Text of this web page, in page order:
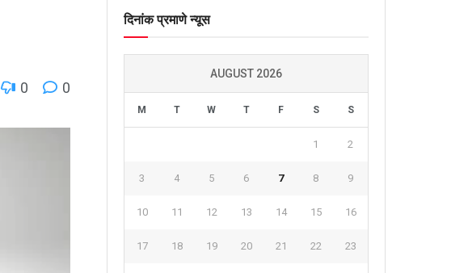
0 0
दिनांक प्रमाणे न्यूस
AUGUST 2026
M T W T F S S
1 2
3 4 5 6 7 8 9
10 11 12 13 14 15 16
17 18 19 20 21 22 23